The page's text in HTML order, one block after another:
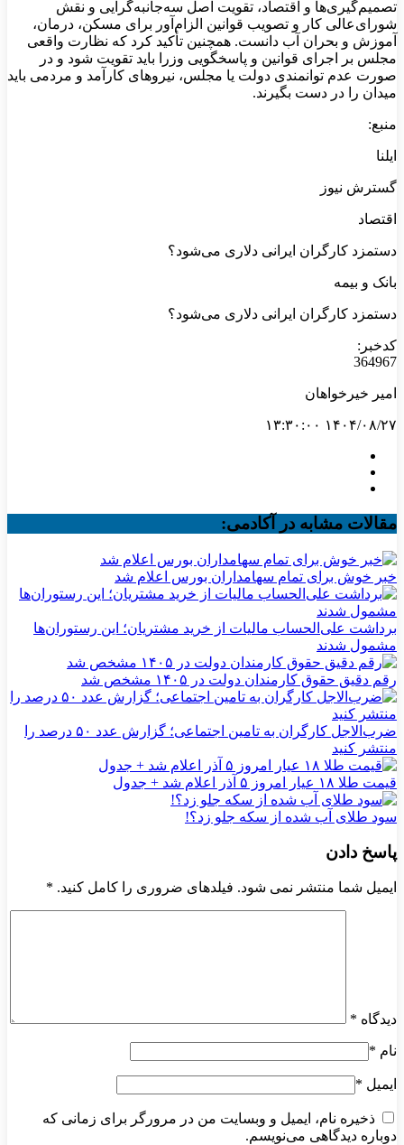
تصمیم‌گیری‌ها و اقتصاد، تقویت اصل سه‌جانبه‌گرایی و نقش
شورای‌عالی کار و تصویب قوانین الزام‌آور برای مسکن، درمان،
آموزش و بحران آب دانست. همچنین تأکید کرد که نظارت واقعی
مجلس بر اجرای قوانین و پاسخگویی وزرا باید تقویت شود و در
صورت عدم توانمندی دولت یا مجلس، نیروهای کارآمد و مردمی باید
میدان را در دست بگیرند.
منبع:
ایلنا
گسترش نیوز
اقتصاد
دستمزد کارگران ایرانی دلاری می‌شود؟
بانک و بیمه
دستمزد کارگران ایرانی دلاری می‌شود؟
کدخبر:
364967
امیر خیرخواهان
۱۴۰۴/۰۸/۲۷ ۱۳:۳۰:۰۰
مقالات مشابه در آکادمی:
خبر خوش برای تمام سهامداران بورس اعلام شد
برداشت علی‌الحساب مالیات از خرید مشتریان؛ این رستوران‌ها
مشمول شدند
رقم دقیق حقوق کارمندان دولت در ۱۴۰۵ مشخص شد
ضرب‌الاجل کارگران به تامین اجتماعی؛ گزارش عدد ۵۰ درصد را
منتشر کنید
قیمت طلا ۱۸ عیار امروز ۵ آذر اعلام شد + جدول
سود طلای آب شده از سکه جلو زد؟!
پاسخ دادن
ایمیل شما منتشر نمی شود. فیلدهای ضروری را کامل کنید. *
دیدگاه *
نام *
ایمیل *
ذخیره نام، ایمیل و وبسایت من در مرورگر برای زمانی که
دوباره دیدگاهی می‌نویسم.